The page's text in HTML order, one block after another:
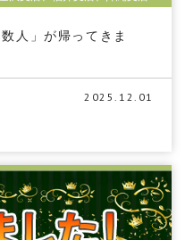
人」が帰ってきま
2025.12.01